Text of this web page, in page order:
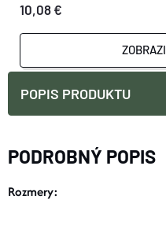
10,08 €
POPIS PRODUKTU
PODROBNÝ POPIS
Rozmery: